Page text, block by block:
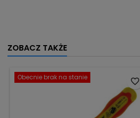
ZOBACZ TAKŻE
Obecnie brak na stanie favorite_border